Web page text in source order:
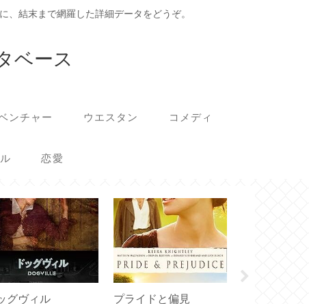
結末まで網羅した詳細データをどうぞ。
ベース
ンチャー ウエスタン コメディ
恋愛
グヴィル
プライドと偏見